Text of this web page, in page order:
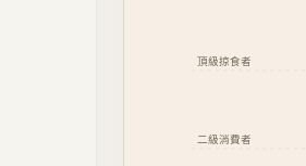
頂級掠食者
二級消費者